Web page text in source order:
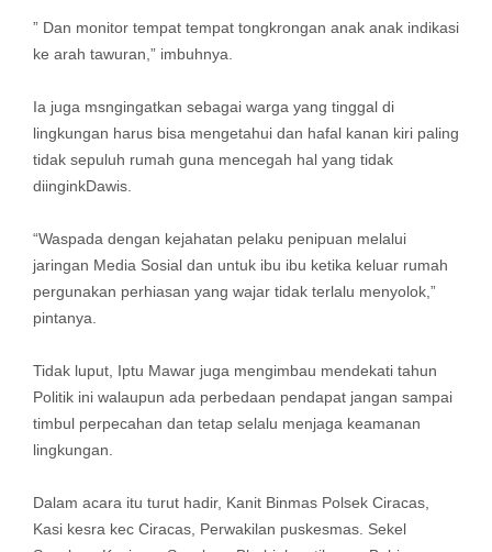
” Dan monitor tempat tempat tongkrongan anak anak indikasi
ke arah tawuran,” imbuhnya.
Ia juga msngingatkan sebagai warga yang tinggal di
lingkungan harus bisa mengetahui dan hafal kanan kiri paling
tidak sepuluh rumah guna mencegah hal yang tidak
diinginkDawis.
“Waspada dengan kejahatan pelaku penipuan melalui
jaringan Media Sosial dan untuk ibu ibu ketika keluar rumah
pergunakan perhiasan yang wajar tidak terlalu menyolok,”
pintanya.
Tidak luput, Iptu Mawar juga mengimbau mendekati tahun
Politik ini walaupun ada perbedaan pendapat jangan sampai
timbul perpecahan dan tetap selalu menjaga keamanan
lingkungan.
Dalam acara itu turut hadir, Kanit Binmas Polsek Ciracas,
Kasi kesra kec Ciracas, Perwakilan puskesmas. Sekel